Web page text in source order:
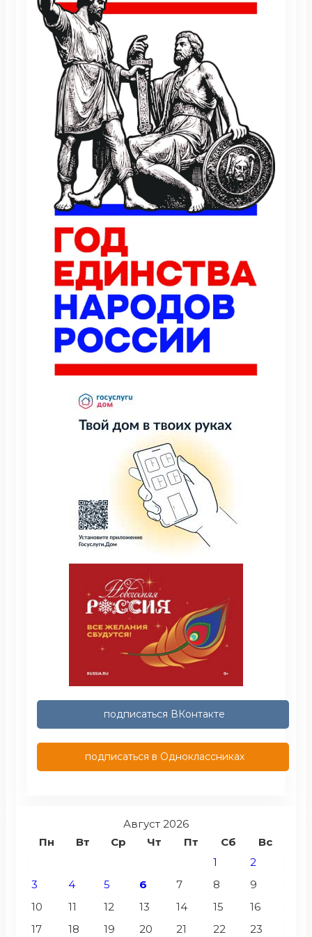
подписаться ВКонтакте
подписаться в Одноклассниках
Август 2026
Пн
Вт Ср Чт Пт Сб
Вс
1
2
3
4 5 6 7 8
9
10
11 12 13 14 15
16
17
18 19 20 21 22 23